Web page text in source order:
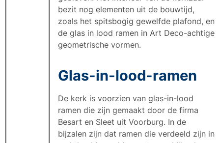
bezit nog elementen uit de bouwtijd,
zoals het spitsbogig gewelfde plafond, en
de glas in lood ramen in Art Deco-achtige
geometrische vormen.
Glas-in-lood-ramen
De kerk is voorzien van glas-in-lood
ramen die zijn gemaakt door de firma
Besart en Sleet uit Voorburg. In de
bijzalen zijn dat ramen die verdeeld zijn in